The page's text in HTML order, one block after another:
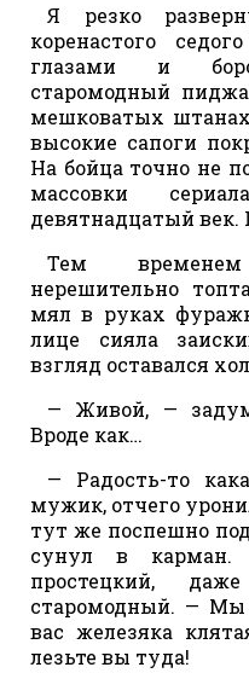
Я резко
коренастого
глазами и
старомодный
мешковатых штанах
высокие сапоги
На бойца точно не
массовки
девятнадцатый век.
Тем
нерешительно
мял в руках
лице сияла
взгляд оставался
— Живой, —
Вроде как…
— Радость-то
мужик, отчего
тут же поспешно
сунул в
простецкий,
старомодный. —
вас железяка
лезьте вы туда!